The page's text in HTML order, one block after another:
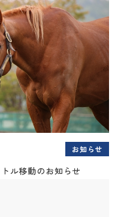
お知らせ
ル移動のお知らせ